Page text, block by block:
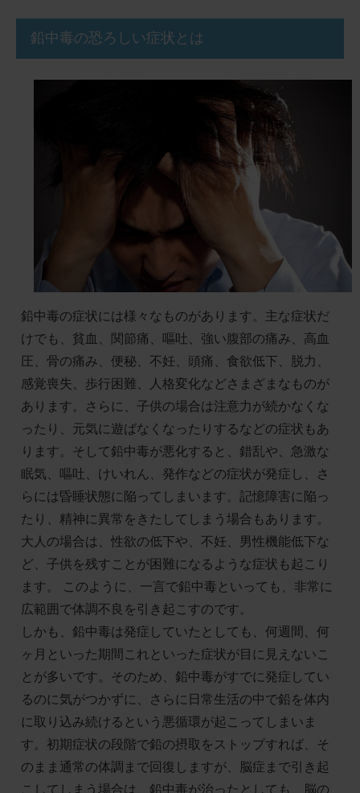
鉛中毒の恐ろしい症状とは
鉛中毒の症状には様々なものがあります。主な症状だ
けでも、貧血、関節痛、嘔吐、強い腹部の痛み、高血
圧、骨の痛み、便秘、不妊、頭痛、食欲低下、脱力、
感覚喪失、歩行困難、人格変化などさまざまなものが
あります。さらに、子供の場合は注意力が続かなくな
ったり、元気に遊ばなくなったりするなどの症状もあ
ります。そして鉛中毒が悪化すると、錯乱や、急激な
眠気、嘔吐、けいれん、発作などの症状が発症し、さ
らには昏睡状態に陥ってしまいます。記憶障害に陥っ
たり、精神に異常をきたしてしまう場合もあります。
大人の場合は、性欲の低下や、不妊、男性機能低下な
ど、子供を残すことが困難になるような症状も起こり
ます。 このように、一言で鉛中毒といっても、非常に
広範囲で体調不良を引き起こすのです。
しかも、鉛中毒は発症していたとしても、何週間、何
ヶ月といった期間これといった症状が目に見えないこ
とが多いです。そのため、鉛中毒がすでに発症してい
るのに気がつかずに、さらに日常生活の中で鉛を体内
に取り込み続けるという悪循環が起こってしまいま
す。初期症状の段階で鉛の摂取をストップすれば、そ
のまま通常の体調まで回復しますが、脳症まで引き起
こしてしまう場合は、鉛中毒が治ったとしても、脳の